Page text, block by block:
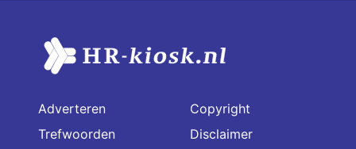
Adverteren
Trefwoorden
Copyright
Disclaimer